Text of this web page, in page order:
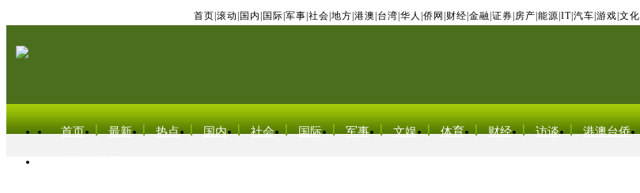
首页 滚动 国内 国际 军事 社会 地方 港澳 台湾 华人 侨网 财经 金融 证券 房产 能源 IT| 汽车 游戏 文化
首页 最新 热点 国内 社会 国际 军事 文娱 体育 财经 访谈 港澳台侨